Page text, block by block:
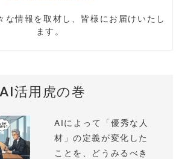
な情報を取材し、皆様にお届けいたし
ます。
活用虎の巻
AIによって「優秀な人
材」の定義が変化した
ことを、どうみるべき